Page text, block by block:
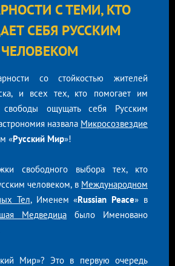
С ТЕМИ, КТО
СЕБЯ РУССКИМ
ЧЕЛОВЕКОМ
со стойкостью жителей
и всех тех, кто помогает им
свободы ощущать себя Русским
назвала Микросозвездие
«Русский Мир»!
свободного выбора тех, кто
человеком, в Международном
Тел, Именем «Russian Peace» в
Медведица было Именовано
Мир»? Это в первую очередь